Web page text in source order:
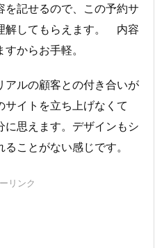
を記せるので、この予約サ
解してもらえます。 内容
からお手軽。
アルの顧客との付き合いが
イトを立ち上げなくて
に思えます。デザインもシ
ことがない感じです。
リンク